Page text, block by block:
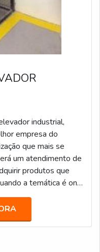
industrial,
empresa do
que mais se
um atendimento de
produtos que
a temática é onde
equipe da CTA
qualidade e o suporte